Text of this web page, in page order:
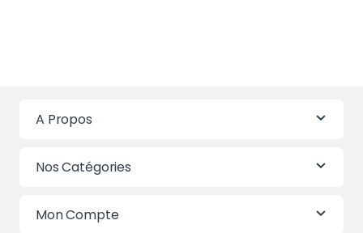
A Propos
Nos Catégories
Mon Compte